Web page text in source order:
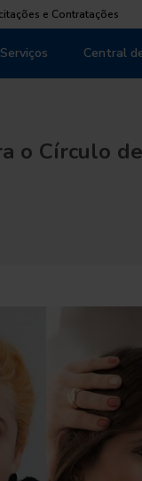
e Contratações
Serviços Central
o Círculo